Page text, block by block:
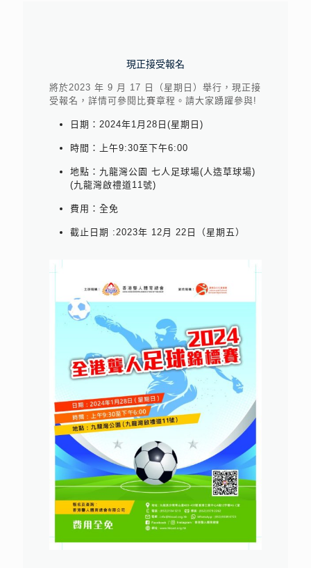
現正接受報名
將於2023 年 9 月 17 日（星期日）舉行，現正接
受報名，詳情可參閱比賽章程。請大家踴躍參與!
日期：2024年1月28日(星期日)
時間：上午9:30至下午6:00
地點：九龍灣公園 七人足球場(人造草球場)
(九龍灣啟禮道11號)
費用：全免
截止日期 :2023年 12月 22日（星期五）